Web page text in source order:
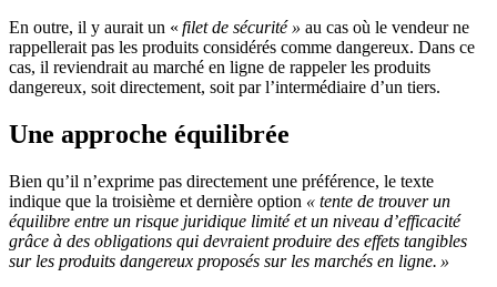
En outre, il y aurait un « filet de sécurité » au cas où le vendeur ne
rappellerait pas les produits considérés comme dangereux. Dans ce
cas, il reviendrait au marché en ligne de rappeler les produits
dangereux, soit directement, soit par l’intermédiaire d’un tiers.
Une approche équilibrée
Bien qu’il n’exprime pas directement une préférence, le texte
indique que la troisième et dernière option « tente de trouver un
équilibre entre un risque juridique limité et un niveau d’efficacité
grâce à des obligations qui devraient produire des effets tangibles
sur les produits dangereux proposés sur les marchés en ligne. »